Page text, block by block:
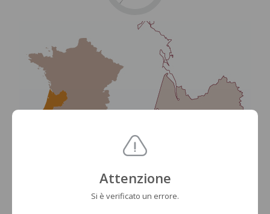
Attenzione
Si è verificato un errore.